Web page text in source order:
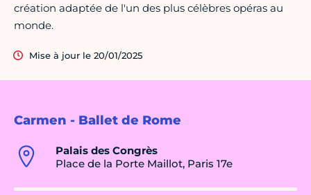
Carmen - Ballet de Rome
Palais des Congrès
Place de la Porte Maillot, Paris 17e
création adaptée de l'un des plus célèbres opéras au
monde.
Mise à jour le 20/01/2025